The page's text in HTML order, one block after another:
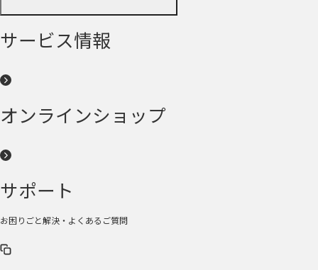
サービス情報
オンラインショップ
サポート
お困りごと解決・よくあるご質問